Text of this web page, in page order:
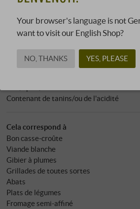
Lipides : 325 g
Glucides : 0,10 g
Contenant de tanins/ou de l'acidité
Cela correspond à
Bon casse-croûte
Viande blanche
Gibier à plumes
Grillades de toutes sortes
Abats
Plats de légumes
Fromage semi-affiné
Your browser's language is not
want to visit our English Shop?
NO, THANKS YES, PLEASE